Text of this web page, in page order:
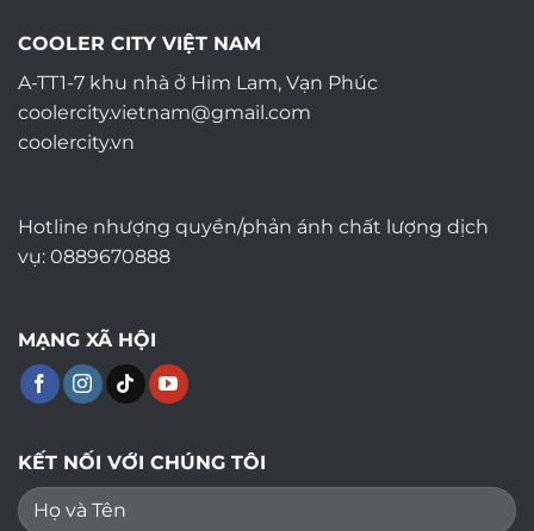
COOLER CITY VIỆT NAM
A-TT1-7 khu nhà ở Him Lam, Vạn Phúc
coolercity.vietnam@gmail.com
coolercity.vn
Hotline nhượng quyền/phản ánh chất lượng dịch
vụ: 0889670888
MẠNG XÃ HỘI
KẾT NỐI VỚI CHÚNG TÔI